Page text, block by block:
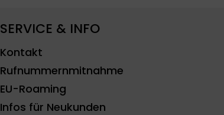
SERVICE & INFO
Kontakt
Rufnummernmitnahme
EU-Roaming
Infos für Neukunden